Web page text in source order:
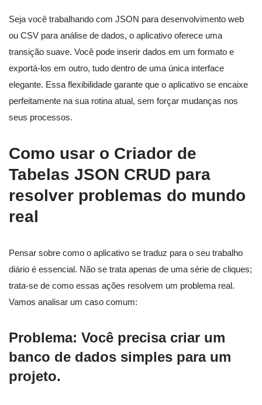
Seja você trabalhando com JSON para desenvolvimento web
ou CSV para análise de dados, o aplicativo oferece uma
transição suave. Você pode inserir dados em um formato e
exportá-los em outro, tudo dentro de uma única interface
elegante. Essa flexibilidade garante que o aplicativo se encaixe
perfeitamente na sua rotina atual, sem forçar mudanças nos
seus processos.
Como usar o Criador de
Tabelas JSON CRUD para
resolver problemas do mundo
real
Pensar sobre como o aplicativo se traduz para o seu trabalho
diário é essencial. Não se trata apenas de uma série de cliques;
trata-se de como essas ações resolvem um problema real.
Vamos analisar um caso comum:
Problema: Você precisa criar um
banco de dados simples para um
projeto.